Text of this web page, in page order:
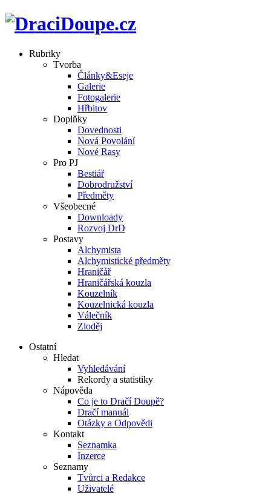
Rubriky
Tvorba
Články&Eseje
Galerie
Fotogalerie
Hřbitov
Doplňky
Dovednosti
Nová Povolání
Nové Rasy
Pro PJ
Bestiář
Dobrodružství
Předměty
Všeobecné
Downloady
Rozvoj DrD
Postavy
Alchymista
Alchymistické předměty
Hraničář
Hraničářská kouzla
Kouzelník
Kouzelnická kouzla
Válečník
Zloděj
Ostatní
Hledat
Vyhledávání
Rekordy a statistiky
Nápověda
Co je to Dračí Doupě?
Dračí manuál
Otázky a Odpovědi
Kontakt
Seznamka
Inzerce
Seznamy
Tvůrci a Redakce
Uživatelé